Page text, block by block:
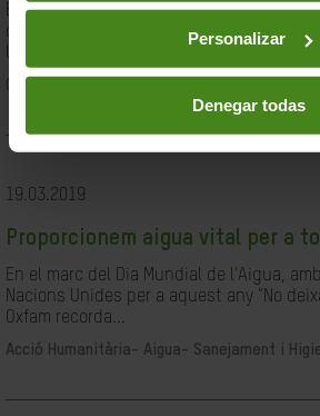
Personalizar
Denegar todas
En el marc de la lluita contra la
desenvolupat una eina d'anàlisi
la...
Ciutadania- Governabilitat i Drets Humans
19.03.2019
Proporcionem aigua vital per a
En el marc del Dia Mundial de l'Aigua,
Nacions Unides per a aquest any "No
Oxfam recorda...
Acció Humanitària- Aigua- Sanejament i